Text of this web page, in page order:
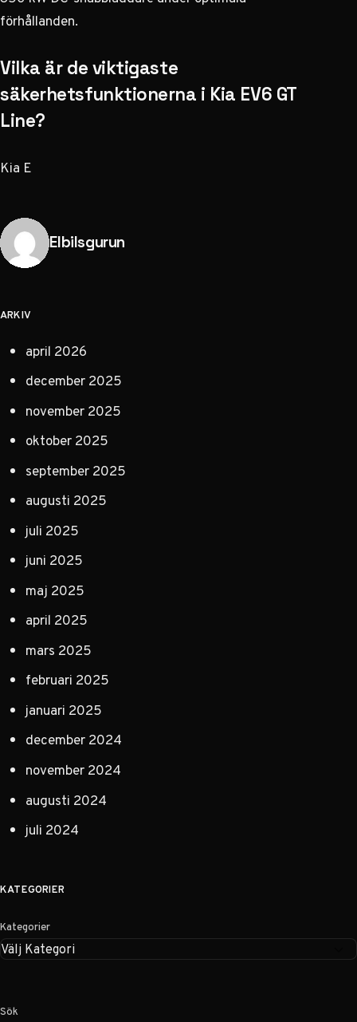
förhållanden.
Vilka är de viktigaste
säkerhetsfunktionerna i Kia EV6 GT
Line?
Kia E
Publicerad av
Elbilsgurun
ARKIV
april 2026
december 2025
november 2025
oktober 2025
september 2025
augusti 2025
juli 2025
juni 2025
maj 2025
april 2025
mars 2025
februari 2025
januari 2025
december 2024
november 2024
augusti 2024
juli 2024
KATEGORIER
Kategorier
Sök